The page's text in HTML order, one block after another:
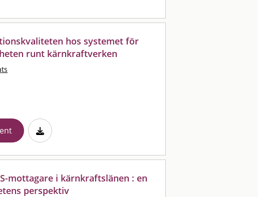
hos systemet för
runt kärnkraftverken
mottagare i kärnkraftslänen : en
perspektiv